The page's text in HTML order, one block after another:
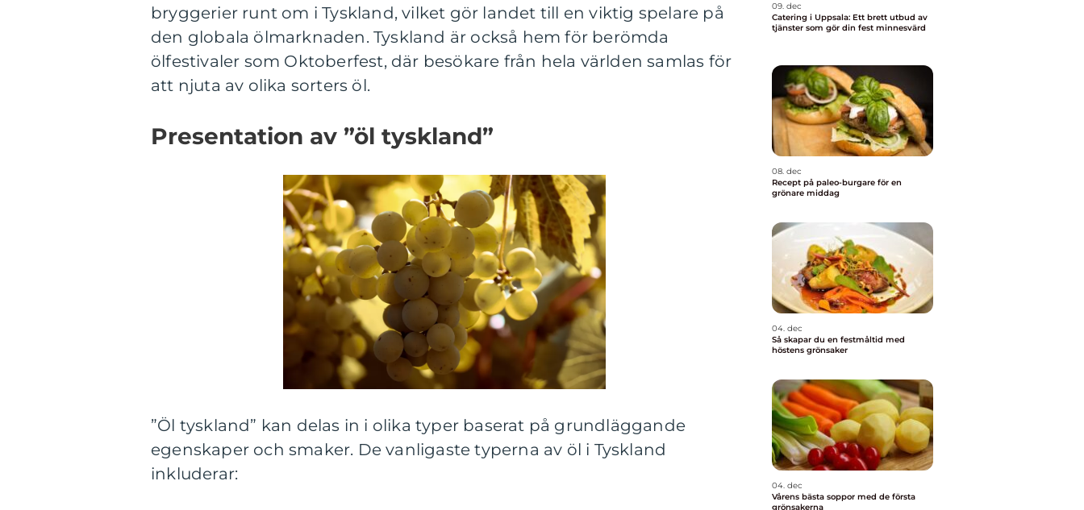
bryggerier runt om i Tyskland, vilket gör landet till en viktig spelare på
den globala ölmarknaden. Tyskland är också hem för berömda
ölfestivaler som Oktoberfest, där besökare från hela världen samlas för
att njuta av olika sorters öl.
Presentation av ”öl tyskland”
”Öl tyskland” kan delas in i olika typer baserat på grundläggande
egenskaper och smaker. De vanligaste typerna av öl i Tyskland
inkluderar:
09. dec
Catering i Uppsala: Ett brett utbud av
tjänster som gör din fest minnesvärd
08. dec
Recept på paleo-burgare för en
grönare middag
04. dec
Så skapar du en festmåltid med
höstens grönsaker
04. dec
Vårens bästa soppor med de första
grönsakerna